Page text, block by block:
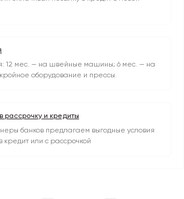
12 мес. — на швейные машины; 6 мес. — на
оборудование и прессы.
рассрочку и кредиты
банков предлагаем выгодные условия
кредит или с рассрочкой